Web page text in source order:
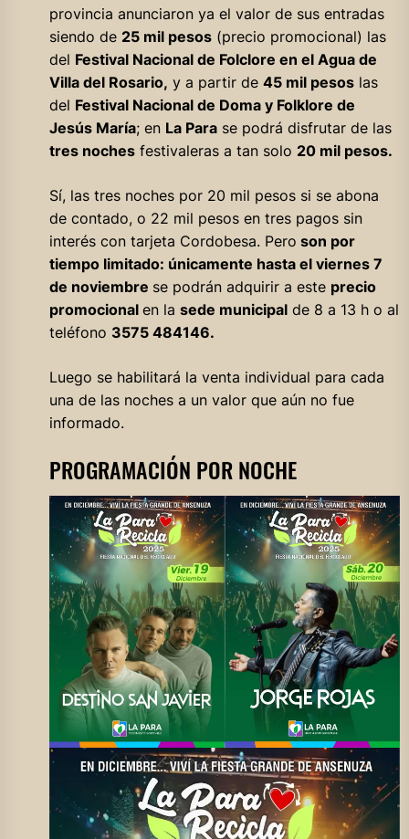
provincia anunciaron ya el valor de sus entradas
siendo de 25 mil pesos(precio promocional) las
del Festival Nacional de Folclore en el Agua de
Villa del Rosario, y a partir de 45 mil pesoslas
del Festival Nacional de Doma y Folklore de
Jesús María; en La Parase podrá disfrutar de las
tres nochesfestivaleras a tan solo 20 mil pesos.
Sí, las tres noches por 20 mil pesos si se abona
de contado, o 22 mil pesos en tres pagos sin
interés con tarjeta Cordobesa. Pero son por
tiempo limitado: únicamente hasta el viernes 7
de noviembre se podrán adquirir a este precio
promocional en la sede municipalde 8 a 13 h o al
teléfono 3575 484146.
Luego se habilitará la venta individual para cada
una de las noches a un valor que aún no fue
informado.
PROGRAMACIÓN POR NOCHE